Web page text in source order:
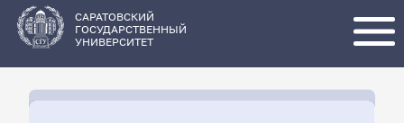
основному
содержанию
САРАТОВСКИЙ
ГОСУДАРСТВЕННЫЙ
УНИВЕРСИТЕТ